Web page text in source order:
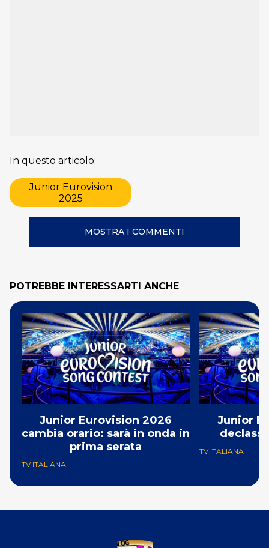
In questo articolo:
Junior Eurovision
2025
MOSTRA I COMMENTI
POTREBBE INTERESSARTI ANCHE
Junior Eurovision 2026
cambia orario: sarà in onda in
prima serata
TV ITALIANA
Junior
TV ITALIANA